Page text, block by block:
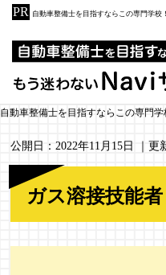
自動車整備士を目指すならこの専門学校！
自動車整備士を目指すならこの専門学
公開日：2022年11月15日 ｜更
ガス溶接技能者